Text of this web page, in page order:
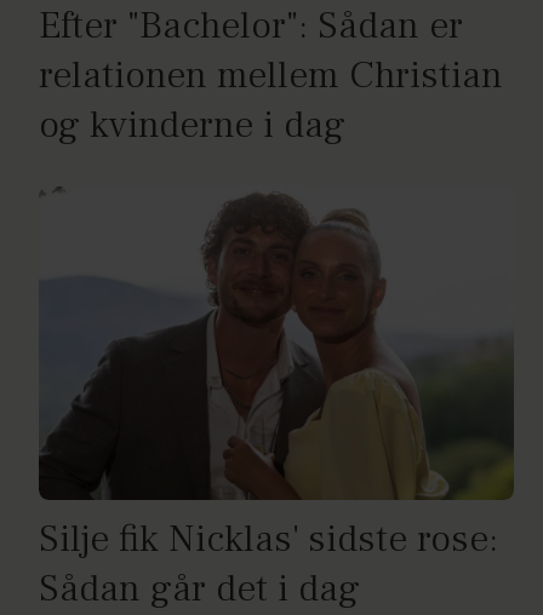
Efter "Bachelor": Sådan er
relationen mellem Christian
og kvinderne i dag
Silje fik Nicklas' sidste rose:
Sådan går det i dag